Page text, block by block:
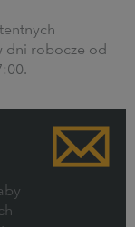
dni robocze od